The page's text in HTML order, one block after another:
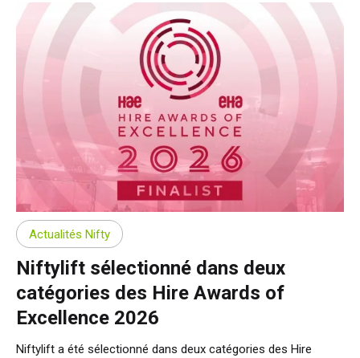
Actualités Nifty
Niftylift sélectionné dans deux
catégories des Hire Awards of
Excellence 2026
Niftylift a été sélectionné dans deux catégories des Hire